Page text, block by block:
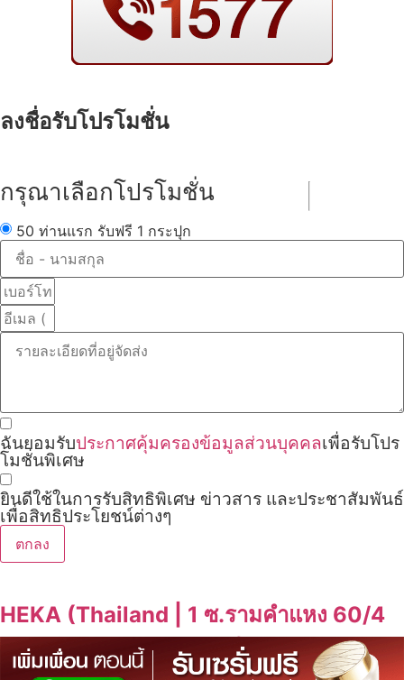
ลงชื่อรับโปรโมชั่น
กรุณาเลือกโปรโมชั่น
50 ท่านแรก รับฟรี 1 กระปุก
ฉันยอมรับประกาศคุ้มครองข้อมูลส่วนบุคคลเพื่อรับโปร
โมชั่นพิเศษ
ยินดีใช้ในการรับสิทธิพิเศษ ข่าวสาร และประชาสัมพันธ์
เพื่อสิทธิประโยชน์ต่างๆ
ตกลง
HEKA (Thailand | 1 ซ.รามคำแหง 60/4
แขวงหัวหมาก เขตบางกะปิ กรุงเทพฯ